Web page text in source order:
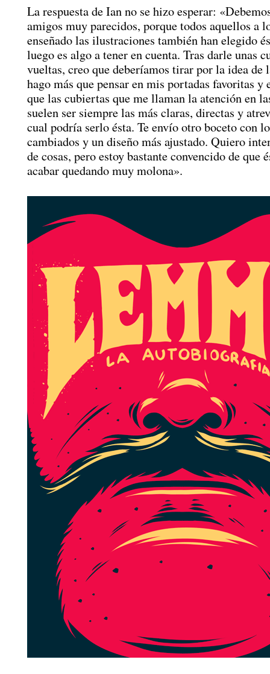
La respuesta de Ian no se hizo esperar:
amigos muy parecidos, porque todos aquellos a
enseñado las ilustraciones también han elegido
luego es algo a tener en cuenta. Tras darle unas
vueltas, creo que deberíamos tirar por la idea de
hago más que pensar en mis portadas favoritas y
que las cubiertas que me llaman la atención en
suelen ser siempre las más claras, directas y
cual podría serlo ésta. Te envío otro boceto con
cambiados y un diseño más ajustado. Quiero
de cosas, pero estoy bastante convencido de que
acabar quedando muy molona».